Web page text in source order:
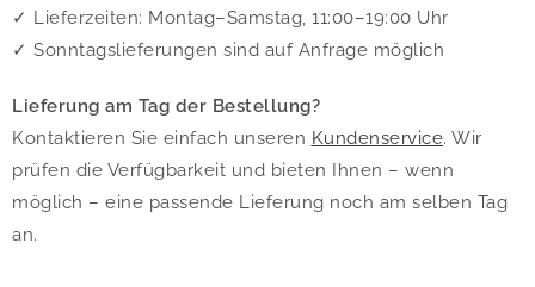
✓ Lieferzeiten: Montag–Samstag, 11:00–19:00 Uhr
✓ Sonntagslieferungen sind auf Anfrage möglich
Lieferung am Tag der Bestellung?
Kontaktieren Sie einfach unseren Kundenservice. Wir
prüfen die Verfügbarkeit und bieten Ihnen – wenn
möglich – eine passende Lieferung noch am selben Tag
an.